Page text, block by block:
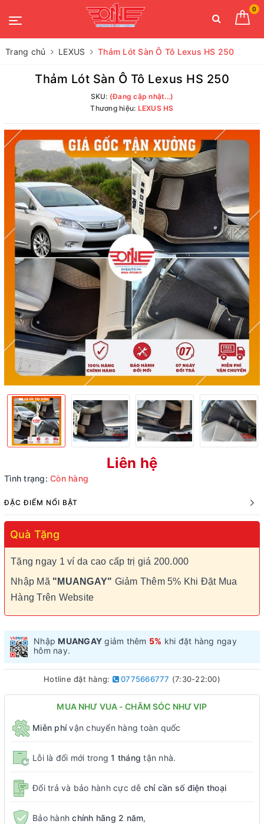
0
Trang chủ LEXUS Thảm Lót Sàn Ô Tô Lexus HS 250
Thảm Lót Sàn Ô Tô Lexus HS 250
SKU: (Đang cập nhật...)
Thương hiệu: LEXUS HS
Liên hệ
Tình trạng: Còn hàng
ĐẶC ĐIỂM NỔI BẬT
Quà Tặng
Tặng ngay 1 ví da cao cấp trị giá 200.000
Nhập Mã "MUANGAY" Giảm Thêm 5% Khi Đặt Mua
Hàng Trên Website
Nhập MUANGAY giảm thêm 5% khi đặt hàng ngay
hôm nay.
Hotline đặt hàng: 0775666777 (7:30-22:00)
MUA NHƯ VUA - CHĂM SÓC NHƯ VIP
Miễn phívận chuyển hàng toàn quốc
Lỗi là đổi mới trong1 tháng tận nhà.
Đổi trả và bảo hành cực dễ chỉ cần số điện thoại
Bảo hànhchính hãng 2 năm,